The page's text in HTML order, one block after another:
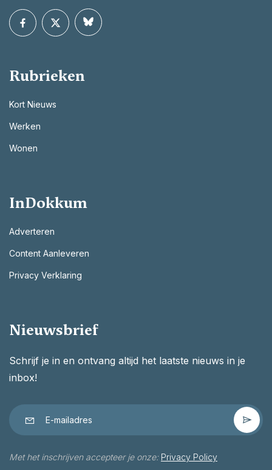
Rubrieken
Kort Nieuws
Werken
Wonen
InDokkum
Adverteren
Content Aanleveren
Privacy Verklaring
Nieuwsbrief
Schrijf je in en ontvang altijd het laatste nieuws in je
inbox!
Met het inschrijven accepteer je onze: Privacy Policy